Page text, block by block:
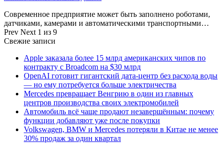
Современное предприятие может быть заполнено роботами,
датчиками, камерами и автоматическими транспортными…
Prev Next 1 из 9
Свежие записи
Apple заказала более 15 млрд американских чипов по
контракту с Broadcom на $30 млрд
OpenAI готовит гигантский дата-центр без расхода воды
— но ему потребуется больше электричества
Mercedes превращает Венгрию в один из главных
центров производства своих электромобилей
Автомобиль всё чаще продают незавершённым: почему
функции добавляют уже после покупки
Volkswagen, BMW и Mercedes потеряли в Китае не менее
30% продаж за один квартал